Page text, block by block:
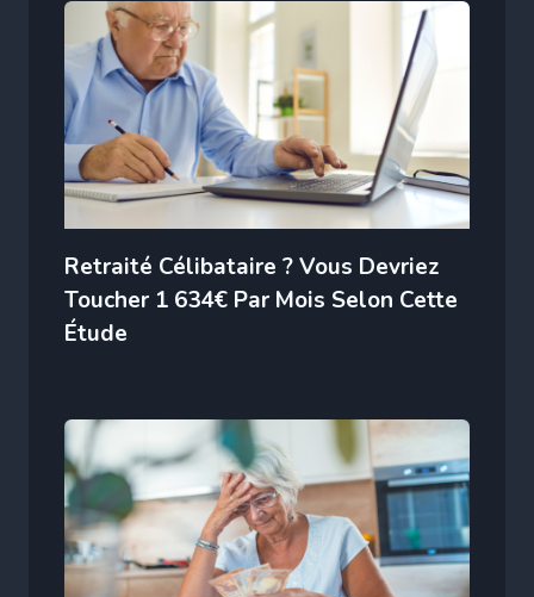
Retraité Célibataire ? Vous Devriez
Toucher 1 634€ Par Mois Selon Cette
Étude